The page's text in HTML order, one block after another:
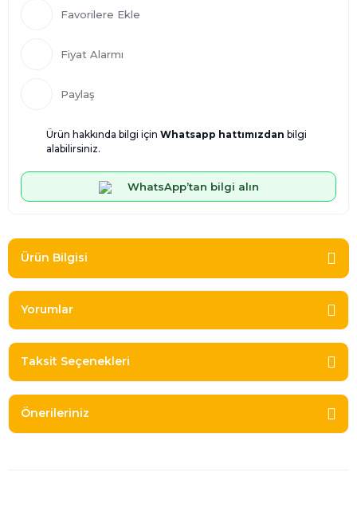
Fiyat Alarmı
Paylaş
Ürün hakkında bilgi için Whatsapp hattımızdan bilgi
alabilirsiniz.
WhatsApp’tan bilgi alın
Ürün Bilgisi
Yorumlar
Taksit Seçenekleri
Önerileriniz